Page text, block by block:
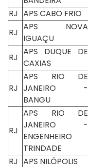
RJ APS CABO FRIO
RJ
APS NOVA
IGUAÇU
RJ
APS DUQUE DE
CAXIAS
RJ
APS RIO DE
JANEIRO -
BANGU
RJ
APS RIO DE
JANEIRO -
ENGENHEIRO
TRINDADE
RJ APS NILÓPOLIS